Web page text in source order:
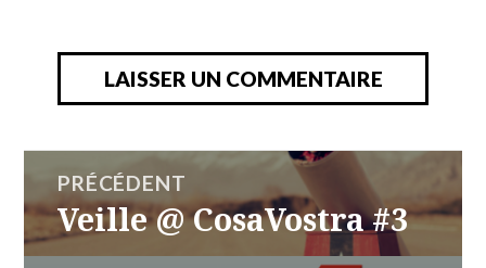
NAVIGATION
DE
L'ARTICLE
PRÉCÉDENT
Article
précédent :
Veille @ CosaVostra #3